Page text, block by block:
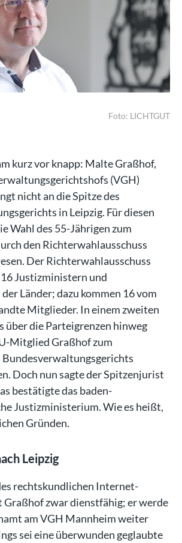
Foto: LICHTGUT
kurz vor knapp: Malte Graßhof,
(VGH)
nicht an die Spitze des
in Leipzig. Für diesen
Wahl des 55-Jährigen zum
den Richterwahlausschuss
Der Richterwahlausschuss
Justizministern und
Länder; dazu kommen 16 vom
Mitglieder. In einem zweiten
über die Parteigrenzen hinweg
Mitglied Graßhof zum
Bundesverwaltungsgerichts
Doch nun sagte der Spitzenjurist
bestätigte das baden-
Justizministerium. Wie es heißt,
Gründen.
Leipzig
rechtskundlichen Internet-
Graßhof zwar dienstfähig; er werde
am VGH Mannheim weiter
sei eine überwunden geglaubte